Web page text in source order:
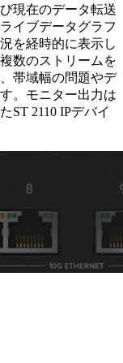
現在のデータ転送
イブデータグラフ
を経時的に表示し
数のストリームを
帯域幅の問題やデ
。モニター出力は
ST 2110 IPデバイ